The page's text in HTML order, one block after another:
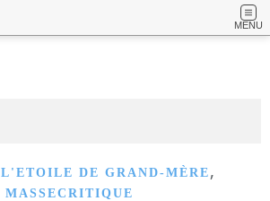
MENU
L'ETOILE DE GRAND-MÈRE ,
MASSECRITIQUE